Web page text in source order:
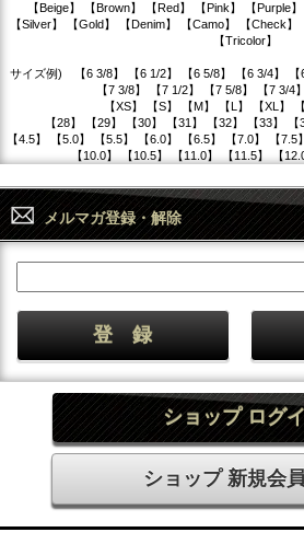
【Beige】 【Brown】 【Red】 【Pink】 【Purple
【Silver】 【Gold】 【Denim】 【Camo】 【Check】
【Tricolor】
サイズ例) 【6 3/8】 【6 1/2】 【6 5/8】 【6 3/4】 【
【7 3/8】 【7 1/2】 【7 5/8】 【7 3/4
【XS】 【S】 【M】 【L】 【XL】
【28】 【29】 【30】 【31】 【32】 【33】 【
【4.5】 【5.0】 【5.5】 【6.0】 【6.5】 【7.0】 【7.5
【10.0】 【10.5】 【11.0】 【11.5】 【
メルマガ登録・解除
ショップ ログ
ショップ 新規会